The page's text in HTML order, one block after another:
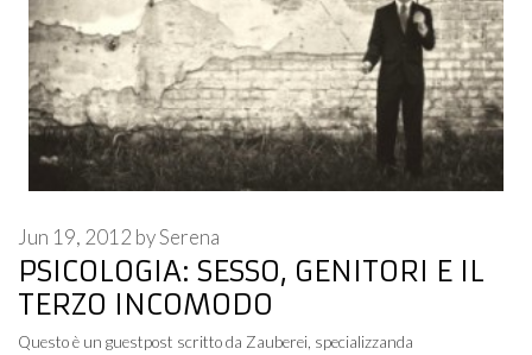
PSICOLOGIA: SESSO, GENITORI E IL
TERZO INCOMODO
Jun 19, 2012 bySerena
Questo è un guestpost scritto da Zauberei, specializzanda